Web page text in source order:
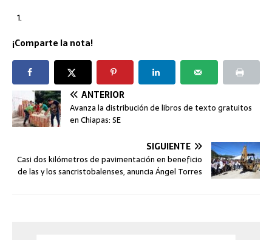
¡Comparte la nota!
ANTERIOR
Avanza la distribución de libros de texto gratuitos
en Chiapas: SE
SIGUIENTE
Casi dos kilómetros de pavimentación en beneficio
de las y los sancristobalenses, anuncia Ángel Torres